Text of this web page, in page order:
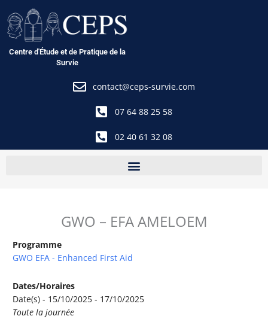
au
contenu
Centre d'Étude et de Pratique de la
Survie
contact@ceps-survie.com
07 64 88 25 58
02 40 61 32 08
GWO – EFA AMELOEM
Programme
GWO EFA - Enhanced First Aid
Dates/Horaires
Date(s) - 15/10/2025 - 17/10/2025
Toute la journée